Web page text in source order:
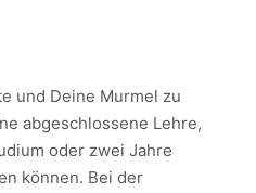
und Deine Murmel zu
abgeschlossene Lehre,
oder zwei Jahre
können. Bei der